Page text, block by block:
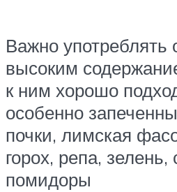
Важно употреблять
высоким
к ним хорошо
особенно
почки, лимская
горох, репа,
помидоры